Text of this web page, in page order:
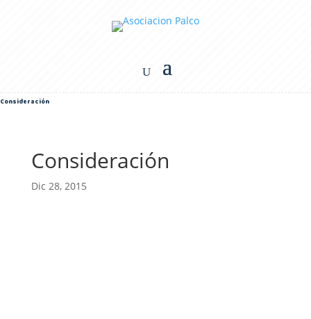
Consideración
Consideración
Dic 28, 2015